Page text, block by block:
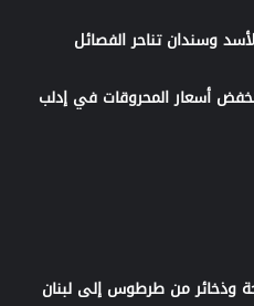
وسندان تناحر الفصائل
تخفض أسعار المحروقات في إدلب
وذخائر من طرطوس إلى لبنان